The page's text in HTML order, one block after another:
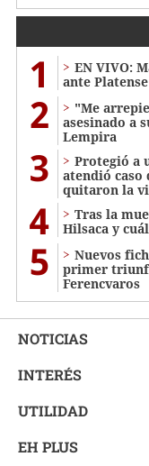
1
EN VIVO:
ante
2
"Me
asesinado a
Lempira
3
Protegió a
atendió caso
quitaron la
4
Tras la
Hilsaca y
5
Nuevos
primer
Ferencvaros
NOTICIAS
INTERÉS
UTILIDAD
EH PLUS